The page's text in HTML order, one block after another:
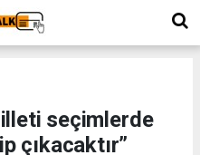
seçimlerde
çıkacaktır”